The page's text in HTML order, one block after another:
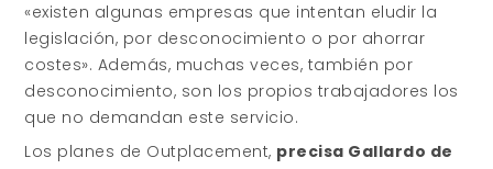
«existen algunas empresas que intentan eludir la
legislación, por desconocimiento o por ahorrar
costes». Además, muchas veces, también por
desconocimiento, son los propios trabajadores los
que no demandan este servicio.
Los planes de Outplacement, precisa Gallardo de